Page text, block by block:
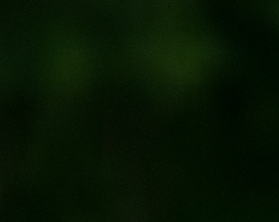
igienici per
scorta maxi a
su Amazon